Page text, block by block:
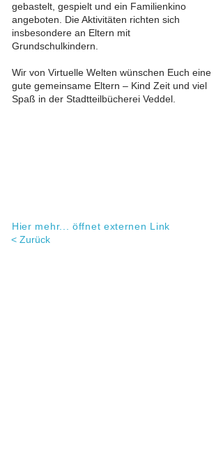
gebastelt, gespielt und ein Familienkino
angeboten. Die Aktivitäten richten sich
insbesondere an Eltern mit
Grundschulkindern.
Wir von Virtuelle Welten wünschen Euch eine
gute gemeinsame Eltern – Kind Zeit und viel
Spaß in der Stadtteilbücherei Veddel.
Hier mehr... öffnet externen Link
< Zurück